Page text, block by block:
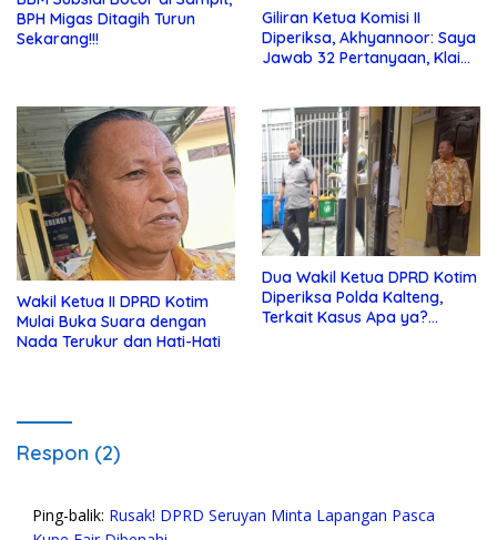
BPH Migas Ditagih Turun
Sekarang!!!
Giliran Ketua Komisi II
Diperiksa, Akhyannoor: Saya
Jawab 32 Pertanyaan, Klaim
Wakil Ketua II DPRD Kotim
Mulai Buka Suara dengan
Nada Terukur dan Hati-Hati
Dua Wakil Ketua DPRD Kotim
Diperiksa Polda Kalteng,
Terkait Kasus Apa ya?…
Respon (2)
Ping-balik: Rusak! DPRD Seruyan Minta Lapangan Pasca